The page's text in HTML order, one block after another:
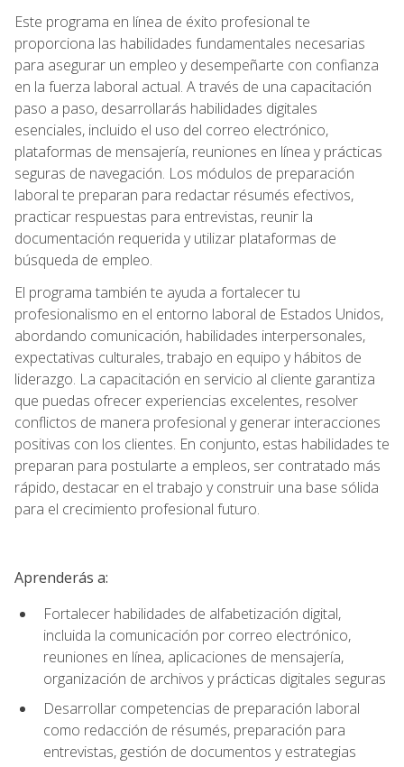
Este programa en línea de éxito profesional te
proporciona las habilidades fundamentales necesarias
para asegurar un empleo y desempeñarte con confianza
en la fuerza laboral actual. A través de una capacitación
paso a paso, desarrollarás habilidades digitales
esenciales, incluido el uso del correo electrónico,
plataformas de mensajería, reuniones en línea y prácticas
seguras de navegación. Los módulos de preparación
laboral te preparan para redactar résumés efectivos,
practicar respuestas para entrevistas, reunir la
documentación requerida y utilizar plataformas de
búsqueda de empleo.
El programa también te ayuda a fortalecer tu
profesionalismo en el entorno laboral de Estados Unidos,
abordando comunicación, habilidades interpersonales,
expectativas culturales, trabajo en equipo y hábitos de
liderazgo. La capacitación en servicio al cliente garantiza
que puedas ofrecer experiencias excelentes, resolver
conflictos de manera profesional y generar interacciones
positivas con los clientes. En conjunto, estas habilidades te
preparan para postularte a empleos, ser contratado más
rápido, destacar en el trabajo y construir una base sólida
para el crecimiento profesional futuro.
Aprenderás a:
Fortalecer habilidades de alfabetización digital,
incluida la comunicación por correo electrónico,
reuniones en línea, aplicaciones de mensajería,
organización de archivos y prácticas digitales seguras
Desarrollar competencias de preparación laboral
como redacción de résumés, preparación para
entrevistas, gestión de documentos y estrategias